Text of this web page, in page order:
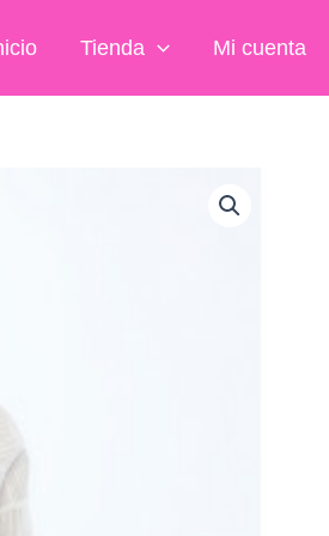
Tienda Mi cuenta